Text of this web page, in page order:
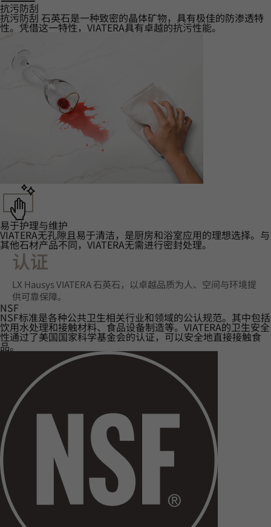
抗污防刮‌
抗污防刮‌ 石英石是一种致密的晶体矿物，具有极佳的防渗透特
性。凭借这一特性，VIATERA具有卓越的抗污性能。
易于护理与维护
VIATERA无孔隙且易于清洁，是厨房和浴室应用的理想选择。与
其他石材产品不同，VIATERA无需进行密封处理。
认证‌
LX Hausys VIATERA 石英石，以卓越品质为人、空间与环境提
供可靠保障。
NSF
NSF标准是各种公共卫生相关行业和领域的公认规范。其中包括
饮用水处理和接触材料、食品设备制造等。VIATERA的卫生安全
性通过了美国国家科学基金会的认证，可以安全地直接接触食
品。